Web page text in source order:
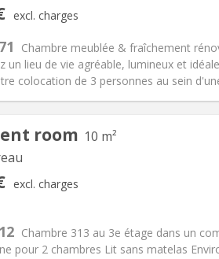
excl. charges
Chambre meublée & fraîchement
un lieu de vie agréable, lumineux et
colocation de 3 personnes au sein
Shared bathroom
10 m2
room 10 m²
excl. charges
Chambre 313 au 3e étage dans un
pour 2 chambres Lit sans matelas
10 m2